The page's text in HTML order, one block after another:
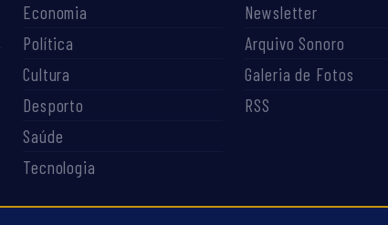
Economia
Política
Cultura
Desporto
Saúde
Tecnologia
Newsletter
Arquivo Sonoro
Galeria de Fotos
RSS